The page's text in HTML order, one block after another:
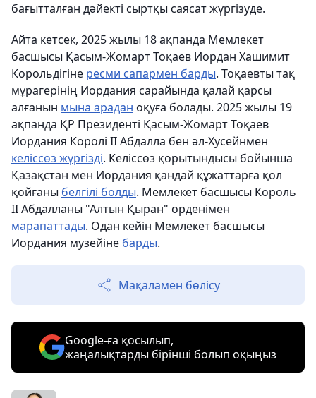
бағытталған дәйекті сыртқы саясат жүргізуде.
Айта кетсек, 2025 жылы 18 ақпанда Мемлекет
басшысы Қасым-Жомарт Тоқаев Иордан Хашимит
Корольдігіне ресми сапармен барды. Тоқаевты тақ
мұрагерінің Иордания сарайында қалай қарсы
алғанын мына арадан оқуға болады. 2025 жылы 19
ақпанда ҚР Президенті Қасым-Жомарт Тоқаев
Иордания Королі II Абдалла бен әл-Хусейнмен
келіссөз жүргізді. Келіссөз қорытындысы бойынша
Қазақстан мен Иордания қандай құжаттарға қол
қойғаны белгілі болды. Мемлекет басшысы Король
II Абдалланы "Алтын Қыран" орденімен
марапаттады. Одан кейін Мемлекет басшысы
Иордания музейіне барды.
Мақаламен бөлісу
Google-ға қосылып,
жаңалықтарды бірінші болып оқыңыз